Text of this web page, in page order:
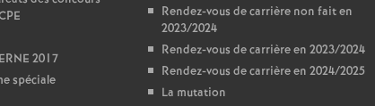
2017
spéciale
Rendez-vous de carrière non fait en
2023/2024
Rendez-vous de carrière en 2023/2024
Rendez-vous de carrière en 2024/2025
La mutation